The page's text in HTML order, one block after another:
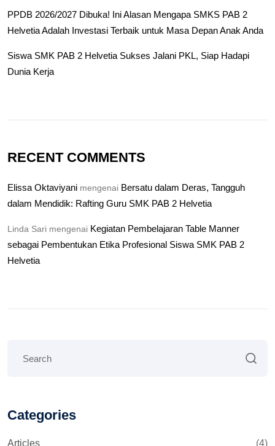
PPDB 2026/2027 Dibuka! Ini Alasan Mengapa SMKS PAB 2
Helvetia Adalah Investasi Terbaik untuk Masa Depan Anak Anda
Siswa SMK PAB 2 Helvetia Sukses Jalani PKL, Siap Hadapi
Dunia Kerja
RECENT COMMENTS
Elissa Oktaviyani mengenai Bersatu dalam Deras, Tangguh
dalam Mendidik: Rafting Guru SMK PAB 2 Helvetia
Linda Sari mengenai Kegiatan Pembelajaran Table Manner
sebagai Pembentukan Etika Profesional Siswa SMK PAB 2
Helvetia
Categories
Articles (4)